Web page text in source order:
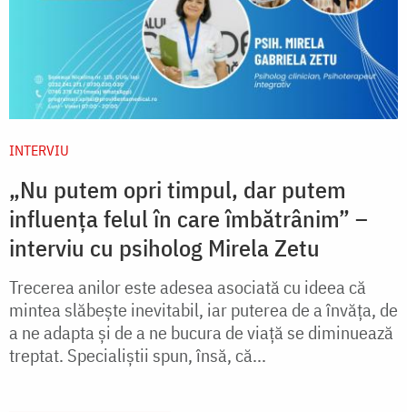
INTERVIU
„Nu putem opri timpul, dar putem
influența felul în care îmbătrânim” –
interviu cu psiholog Mirela Zetu
Trecerea anilor este adesea asociată cu ideea că
mintea slăbește inevitabil, iar puterea de a învăța, de
a ne adapta și de a ne bucura de viață se diminuează
treptat. Specialiștii spun, însă, că...